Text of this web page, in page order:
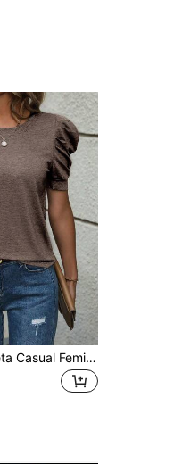
INAWLY Camiseta Casual Feminina de Cor Sólida com Manga Bufante e Gola Redonda, Verão